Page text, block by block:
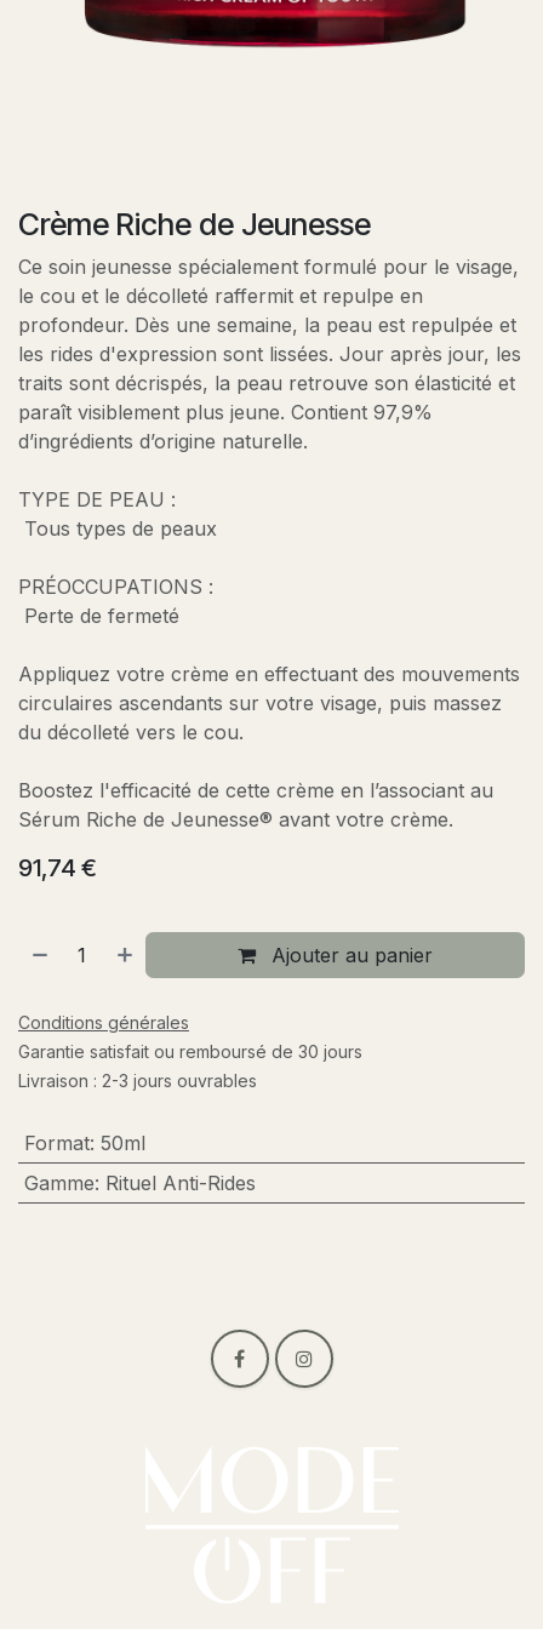
Crème Riche de Jeunesse
Ce soin jeunesse spécialement formulé pour le visage,
le cou et le décolleté raffermit et repulpe en
profondeur. Dès une semaine, la peau est repulpée et
les rides d'expression sont lissées. Jour après jour, les
traits sont décrispés, la peau retrouve son élasticité et
paraît visiblement plus jeune. Contient 97,9%
d’ingrédients d’origine naturelle.
TYPE DE PEAU :
Tous types de peaux
PRÉOCCUPATIONS :
Perte de fermeté
Appliquez votre crème en effectuant des mouvements
circulaires ascendants sur votre visage, puis massez
du décolleté vers le cou.
Boostez l'efficacité de cette crème en l’associant au
Sérum Riche de Jeunesse® avant votre crème.
91,74 €
Ajouter au panier
Conditions générales
Garantie satisfait ou remboursé de 30 jours
Livraison : 2-3 jours ouvrables
Format: 50ml
Gamme: Rituel Anti-Rides